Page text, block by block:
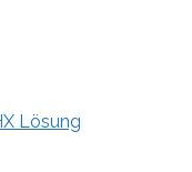
Lösung